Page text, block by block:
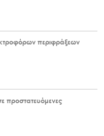
περιφράξεων
προστατευόμενες